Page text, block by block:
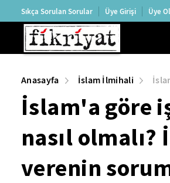
Sıkça Sorulan Sorular Üye Girişi Üye Ol
Anasayfa İslam İlmihali
İslam'a göre
nasıl
verenin